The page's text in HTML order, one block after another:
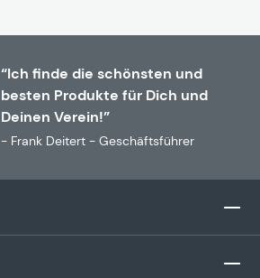
“Ich finde die schönsten und
besten Produkte für Dich und
Deinen Verein!”
- Frank Deitert - Geschäftsführer